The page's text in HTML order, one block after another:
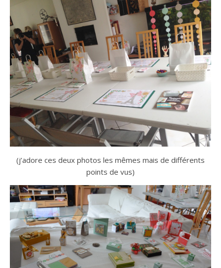
(j’adore ces deux photos les mêmes mais de différents
points de vus)